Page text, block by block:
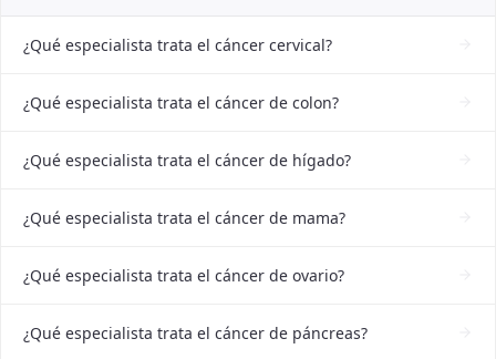
¿Qué especialista trata el cáncer cervical?
¿Qué especialista trata el cáncer de colon?
¿Qué especialista trata el cáncer de hígado?
¿Qué especialista trata el cáncer de mama?
¿Qué especialista trata el cáncer de ovario?
¿Qué especialista trata el cáncer de páncreas?